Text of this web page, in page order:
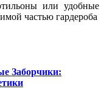
или удобные
частью гардероба
Заборчики: